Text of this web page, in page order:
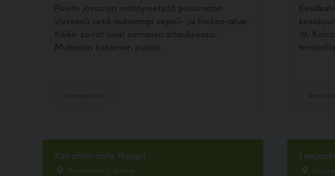
Puisto jossa on mäntymetsää pururadan
vieressä sekä aukeampi sepeli- ja hiekka-alue.
Kaikki koirat ovat samassa aitauksessa.
Mukavan kokoinen puisto.
19.
terassille.
Koirahieronta Haupii
Kavalontie 3, Sauvo